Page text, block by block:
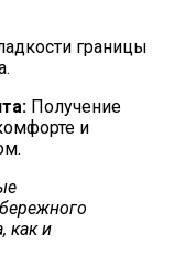
границы
Получение
и
как и